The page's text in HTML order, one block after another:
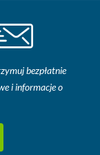
bezpłatnie
i informacje o